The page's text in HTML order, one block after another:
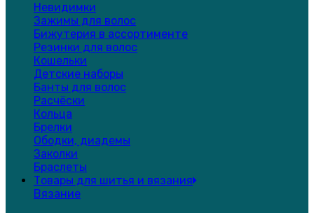
Невидимки
Зажимы для волос
Бижутерия в ассортименте
Резинки для волос
Кошельки
Детские наборы
Банты для волос
Расчёски
Кольца
Брелки
Ободки, диадемы
Заколки
Браслеты
Товары для шитья и вязания
Вязание